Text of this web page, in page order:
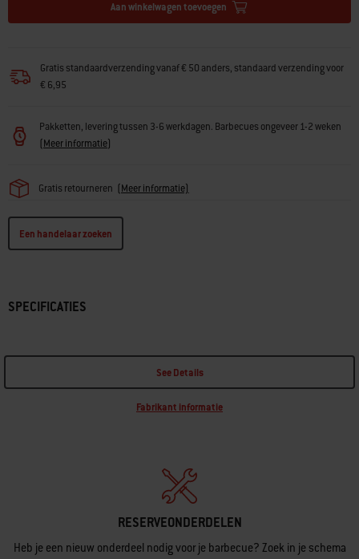
Aan winkelwagen toevoegen
Gratis standaardverzending vanaf € 50 anders, standaard verzending voor
€ 6,95
Pakketten, levering tussen 3-6 werkdagen. Barbecues ongeveer 1-2 weken
(Meer informatie)
Gratis retourneren (Meer informatie)
Een handelaar zoeken
SPECIFICATIES
See Details
Fabrikant informatie
RESERVEONDERDELEN
Heb je een nieuw onderdeel nodig voor je barbecue? Zoek in je schema